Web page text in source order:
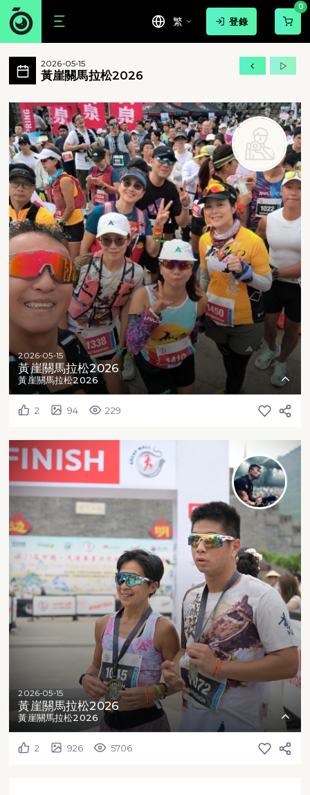
繁 登錄
0
黃崖關馬拉松2026 活動相簿
黃崖關長城國際馬拉松創辦於1999年，是一
黃崖關馬拉松2026 - 黃崖關長城國際馬拉松創辦
2026-05-15
黃崖關馬拉松2026
2026-05-15
黃崖關馬拉松2026
黃崖關馬拉松2026
2 94 229
2026-05-15
黃崖關馬拉松2026
黃崖關馬拉松2026
2 926 5706